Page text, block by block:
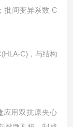
批间变异系数 C
C)，与结构
应用双抗原夹心